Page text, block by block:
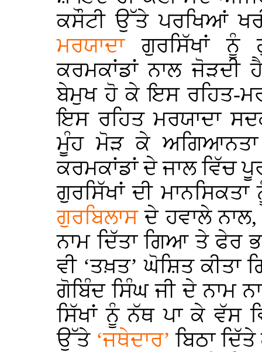
ਕਸੌਟੀ ਉੱਤੇ ਪਰਖਿਆਂ
ਮਰਯਾਦਾਗੁਰਸਿੱਖਾਂ ਨੂੰ
ਕਰਮਕਾਂਡਾਂ ਨਾਲ
ਬੇਮੁਖ ਹੋ ਕੇ ਇਸ ਰਹਿਤ-
ਇਸ ਰਹਿਤ ਮਰਯਾਦਾ
ਮੂੰਹ ਮੋੜ ਕੇ
ਕਰਮਕਾਂਡਾਂ ਦੇ ਜਾਲ ਵਿੱਚ
ਗੁਰਸਿੱਖਾਂ ਦੀ
ਗੁਰਬਿਲਾਸਦੇ ਹਵਾਲੇ
ਨਾਮ ਦਿੱਤਾ ਗਿਆ ਤੇ ਫੇਰ
ਵੀ ‘ਤਖ਼ਤ’ ਘੋਸ਼ਿਤ
ਗੋਬਿੰਦ ਸਿੰਘ ਜੀ ਦੇ ਨਾਮ
ਸਿੱਖਾਂ ਨੂੰ ਨੱਥ ਪਾ ਕੇ ਵੱਸ
ਉੱਤੇ ‘ਜਥੇਦਾਰ’ਬਿਠਾ